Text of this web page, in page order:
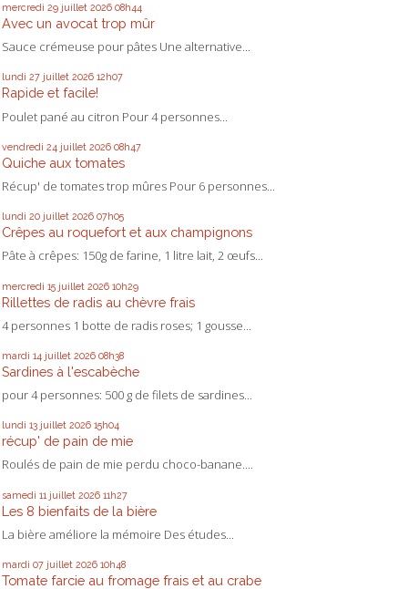
mercredi 29 juillet 2026 08h44
Avec un avocat trop mûr
Sauce crémeuse pour pâtes Une alternative...
lundi 27 juillet 2026 12h07
Rapide et facile!
Poulet pané au citron Pour 4 personnes...
vendredi 24 juillet 2026 08h47
Quiche aux tomates
Récup' de tomates trop mûres Pour 6 personnes...
lundi 20 juillet 2026 07h05
Crêpes au roquefort et aux champignons
Pâte à crêpes: 150g de farine, 1 litre lait, 2 œufs...
mercredi 15 juillet 2026 10h29
Rillettes de radis au chèvre frais
4 personnes 1 botte de radis roses; 1 gousse...
mardi 14 juillet 2026 08h38
Sardines à l'escabèche
pour 4 personnes: 500 g de filets de sardines...
lundi 13 juillet 2026 15h04
récup' de pain de mie
Roulés de pain de mie perdu choco-banane....
samedi 11 juillet 2026 11h27
Les 8 bienfaits de la bière
La bière améliore la mémoire Des études...
mardi 07 juillet 2026 10h48
Tomate farcie au fromage frais et au crabe